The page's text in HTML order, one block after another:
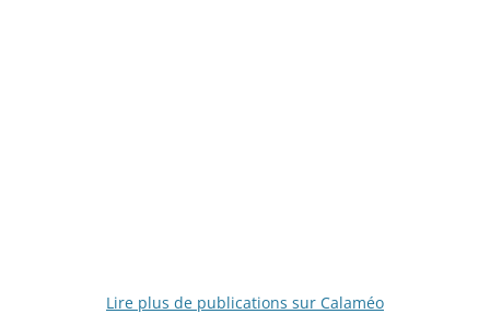
Lire plus de publications sur Calaméo